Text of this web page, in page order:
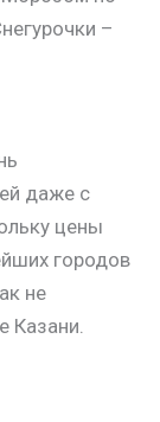
–
даже с
цены
городов
не
Казани.